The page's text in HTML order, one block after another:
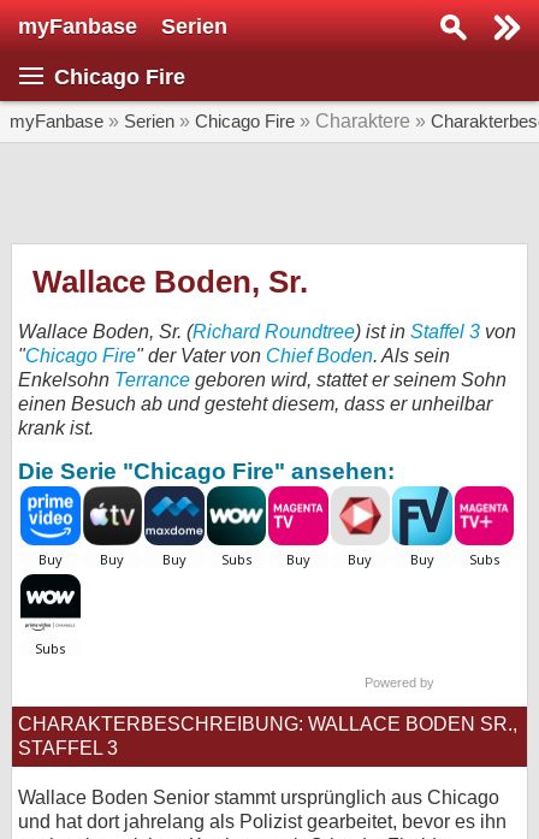
myFanbase Serien
Chicago Fire
myFanbase » Serien » Chicago Fire » Charaktere »
Wallace Boden, Sr.
Wallace Boden, Sr. (Richard Roundtree) ist in Staffel 3 von
"Chicago Fire" der Vater von Chief Boden. Als sein
Enkelsohn Terrance geboren wird, stattet er seinem Sohn
einen Besuch ab und gesteht diesem, dass er unheilbar
krank ist.
Die Serie "Chicago Fire" ansehen:
Powered by
CHARAKTERBESCHREIBUNG: WALLACE BODEN SR.,
STAFFEL 3
Wallace Boden Senior stammt ursprünglich aus Chicago
und hat dort jahrelang als Polizist gearbeitet, bevor es ihn
Serie suchen...
SERIEN
KULTUR
Specials
Gewinnspiele
Forum
Kontakt
Datenschutz